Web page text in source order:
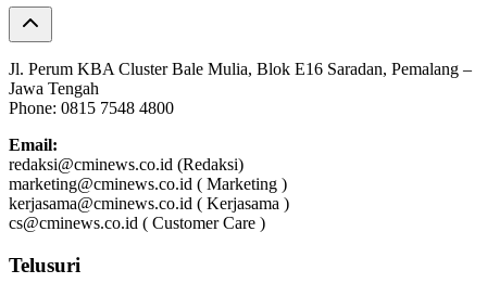
Jl. Perum KBA Cluster Bale Mulia, Blok E16 Saradan, Pemalang –
Jawa Tengah
Phone: 0815 7548 4800
Email:
redaksi@cminews.co.id (Redaksi)
marketing@cminews.co.id ( Marketing )
kerjasama@cminews.co.id ( Kerjasama )
cs@cminews.co.id ( Customer Care )
Telusuri